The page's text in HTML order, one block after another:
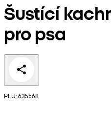
Šustící
pro psa
PLU: 635568